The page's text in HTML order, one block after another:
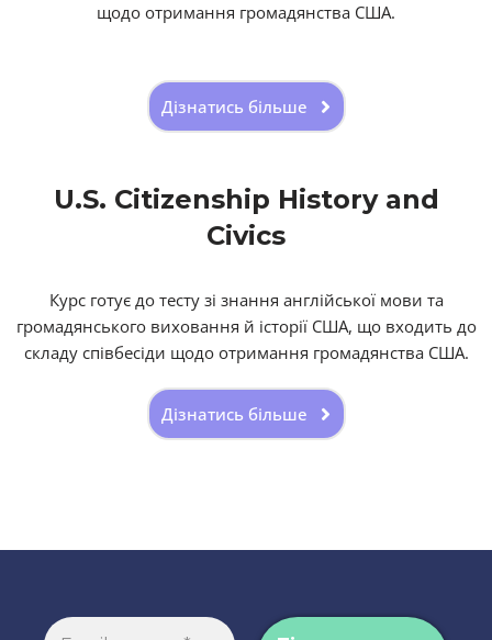
щодо отримання громадянства США.
Дізнатись більше
U.S. Citizenship History and
Civics
Курс готує до тесту зі знання англійської мови та
громадянського виховання й історії США, що входить до
складу співбесіди щодо отримання громадянства США.
Дізнатись більше